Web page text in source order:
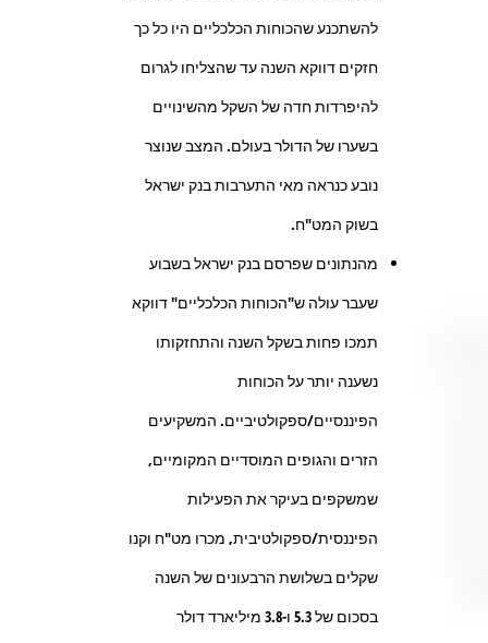
להשתכנע שהכוחות הכלכליים היו כל כך
חזקים דווקא השנה עד שהצליחו לגרום
להיפרדות חדה של השקל מהשינויים
בשערו של הדולר בעולם. המצב שנוצר
נובע כנראה מאי התערבות בנק ישראל
בשוק המט"ח.
מהנתונים שפרסם בנק ישראל בשבוע
שעבר עולה ש"הכוחות הכלכליים" דווקא
תמכו פחות בשקל השנה והתחזקותו
נשענה יותר על הכוחות
הפיננסיים/ספקולטיביים. המשקיעים
הזרים והגופים המוסדיים המקומיים,
שמשקפים בעיקר את הפעילות
הפיננסית/ספקולטיבית, מכרו מט"ח וקנו
שקלים בשלושת הרבעונים של השנה
בסכום של 5.3 ו-3.8 מיליארד דולר